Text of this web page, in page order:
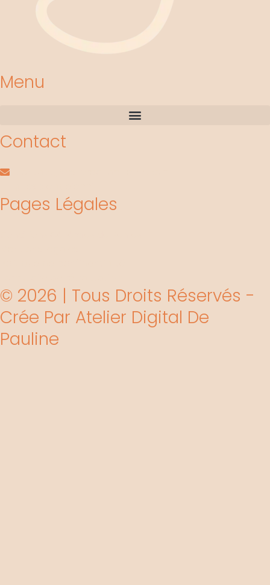
Menu
Contact
Pages Légales
© 2026 | Tous Droits Réservés -
Crée Par Atelier Digital De
Pauline